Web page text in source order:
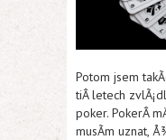
Potom jsem
tiÂ letech
poker. PokerÂ
musÃ­m uznat,